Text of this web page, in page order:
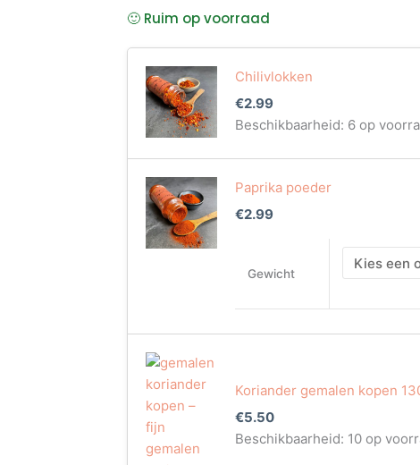
🙂 Ruim op voorraad
Chilivlokken
€2.99
Beschikbaarheid: 6 op
Paprika poeder
€2.99
Gewicht
Koriander gemalen kopen
€5.50
Beschikbaarheid: 10 op
kruidenpakket
kopen
Afghaanse
kip
qorma
aantal